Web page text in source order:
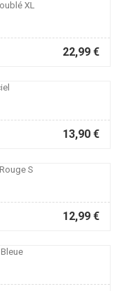
22,99 €
13,90 €
12,99 €